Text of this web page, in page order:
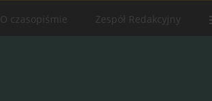
O czasopiśmie Zespół Redakcyjny